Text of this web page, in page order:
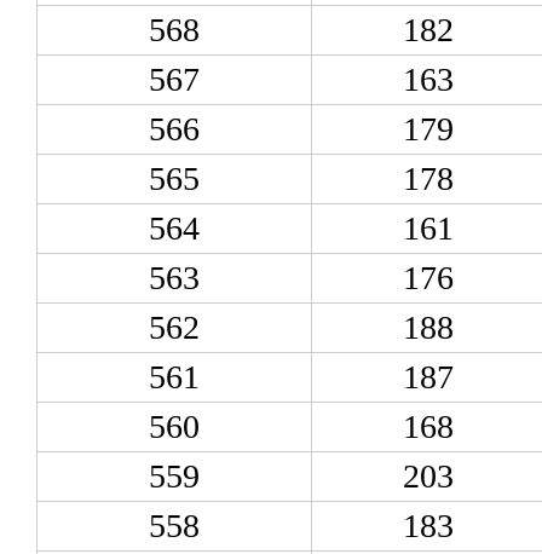
568
182
567
163
566
179
565
178
564
161
563
176
562
188
561
187
560
168
559
203
558
183